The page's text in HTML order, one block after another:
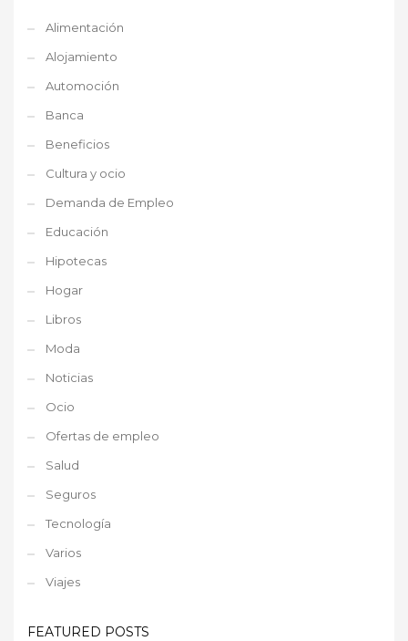
Alimentación
Alojamiento
Automoción
Banca
Beneficios
Cultura y ocio
Demanda de Empleo
Educación
Hipotecas
Hogar
Libros
Moda
Noticias
Ocio
Ofertas de empleo
Salud
Seguros
Tecnología
Varios
Viajes
FEATURED POSTS